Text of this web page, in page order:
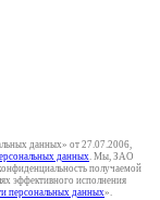
данных» от 27.07.2006,
данных. Мы, ЗАО
получаемой
эффективного исполнения
персональных данных».